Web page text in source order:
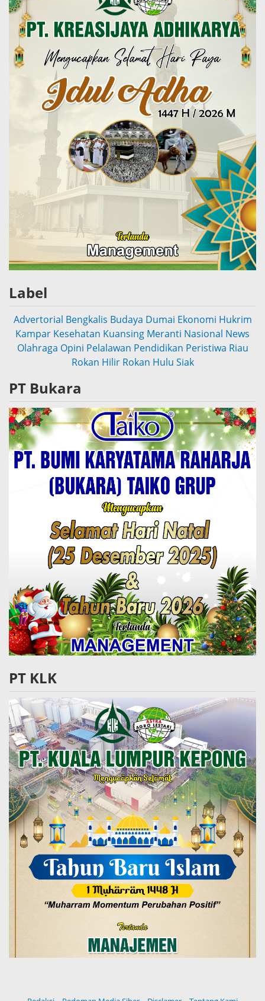
Label
Advertorial Bengkalis Budaya Dumai Ekonomi Hukrim
Kampar Kesehatan Kuansing Meranti Nasional News
Olahraga Opini Pelalawan Pendidikan Peristiwa Riau
Rokan Hilir Rokan Hulu Siak
PT Bukara
PT KLK